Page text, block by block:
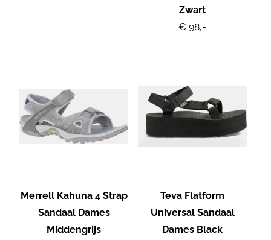
Zwart
€ 98,-
Merrell Kahuna 4 Strap
Sandaal Dames
Middengrijs
Teva Flatform
Universal Sandaal
Dames Black